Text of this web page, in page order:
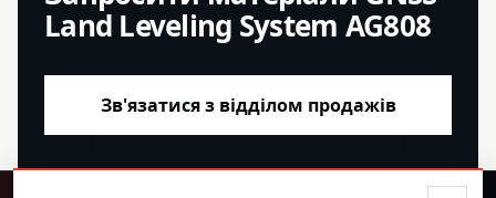
Land Leveling System AG808
Зв'язатися з відділом продажів